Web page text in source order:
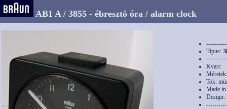
AB1 A / 3855 - ébresztö óra / alarm clock
Típus:
Kvarc
Tok:
Made
Design: